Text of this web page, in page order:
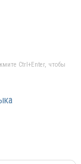
Ctrl+Enter, чтобы